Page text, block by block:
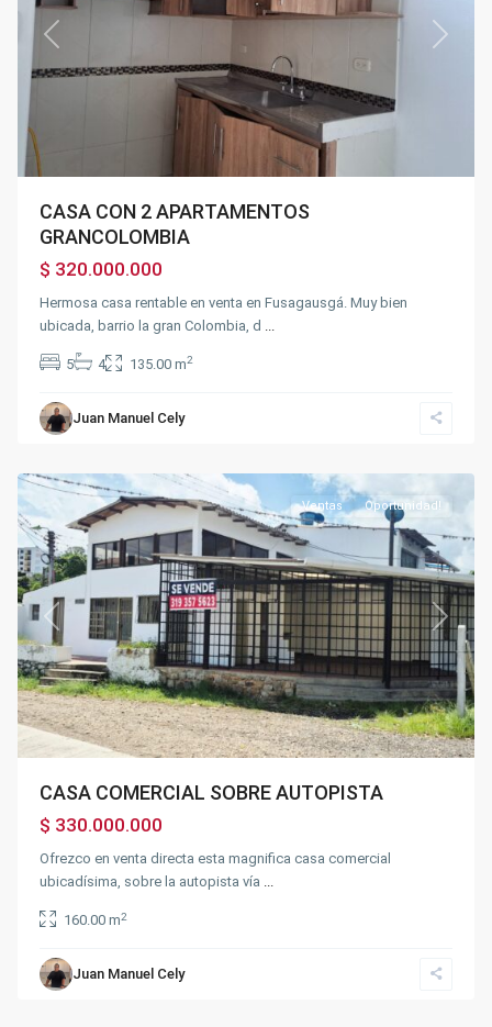
Previous Next
CASA CON 2 APARTAMENTOS
GRANCOLOMBIA
$ 320.000.000
Hermosa casa rentable en venta en Fusagausgá. Muy bien
ubicada, barrio la gran Colombia, d
5 4 135.00 m2
Juan Manuel Cely
Autopista
40,
Fusagasugá
Previous Next
Ventas Oportunidad!
CASA COMERCIAL SOBRE AUTOPISTA
$ 330.000.000
Ofrezco en venta directa esta magnifica casa comercial
ubicadísima, sobre la autopista vía ...
160.00 m2
Juan Manuel Cely
la
Querencia